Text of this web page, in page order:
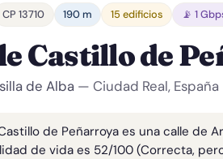
CP 13710 190 m 15 edificios 📡 1
Castillo de
de Alba — Ciudad Real, España
de Peñarroya es una calle de
de vida es 52/100 (Correcta,